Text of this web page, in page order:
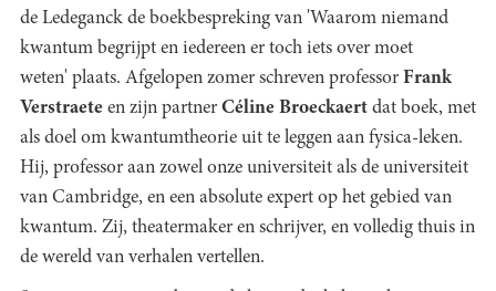
de Ledeganck de boekbespreking van 'Waarom niemand
kwantum begrijpt en iedereen er toch iets over moet
weten' plaats. Afgelopen zomer schreven professor Frank
Verstraete en zijn partner Céline Broeckaert dat boek, met
als doel om kwantumtheorie uit te leggen aan fysica-leken.
Hij, professor aan zowel onze universiteit als de universiteit
van Cambridge, en een absolute expert op het gebied van
kwantum. Zij, theatermaker en schrijver, en volledig thuis in
de wereld van verhalen vertellen.